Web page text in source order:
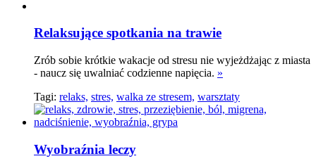
Relaksujące spotkania na trawie
Zrób sobie krótkie wakacje od stresu nie wyjeżdżając z miasta
- naucz się uwalniać codzienne napięcia. »
Tagi: relaks, stres, walka ze stresem, warsztaty
Wyobraźnia leczy